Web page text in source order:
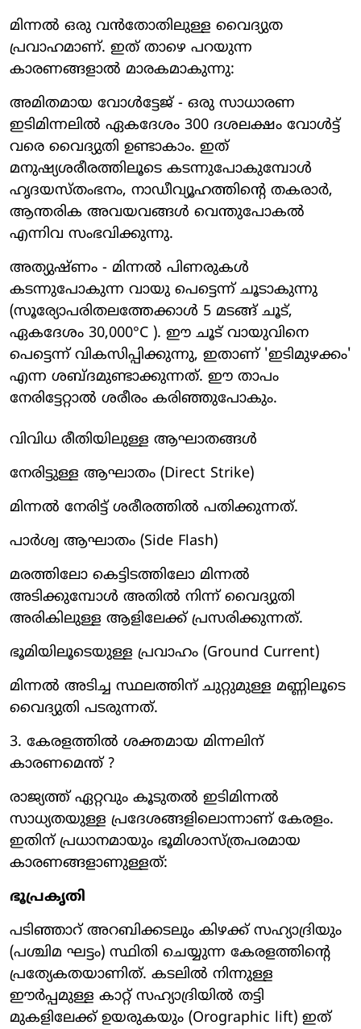
മിന്നല്‍ ഒരു വന്‍തോതിലുള്ള വൈദ്യുത
പ്രവാഹമാണ്. ഇത് താഴെ പറയുന്ന
കാരണങ്ങളാല്‍ മാരകമാകുന്നു:
അമിതമായ വോള്‍ട്ടേജ് - ഒരു സാധാരണ
ഇടിമിന്നലില്‍ ഏകദേശം 300 ദശലക്ഷം വോള്‍ട്ട്
വരെ വൈദ്യുതി ഉണ്ടാകാം. ഇത്
മനുഷ്യശരീരത്തിലൂടെ കടന്നുപോകുമ്പോള്‍
ഹൃദയസ്തംഭനം, നാഡീവ്യൂഹത്തിന്റെ തകരാര്‍,
ആന്തരിക അവയവങ്ങള്‍ വെന്തുപോകല്‍
എന്നിവ സംഭവിക്കുന്നു.
അത്യുഷ്ണം - മിന്നല്‍ പിണരുകള്‍
കടന്നുപോകുന്ന വായു പെട്ടെന്ന് ചൂടാകുന്നു
(സൂര്യോപരിതലത്തേക്കാള്‍ 5 മടങ്ങ് ചൂട്,
ഏകദേശം 30,000°C ). ഈ ചൂട് വായുവിനെ
പെട്ടെന്ന് വികസിപ്പിക്കുന്നു, ഇതാണ് 'ഇടിമുഴക്കം'
എന്ന ശബ്ദമുണ്ടാക്കുന്നത്. ഈ താപം
നേരിട്ടേറ്റാല്‍ ശരീരം കരിഞ്ഞുപോകും.
വിവിധ രീതിയിലുള്ള ആഘാതങ്ങള്‍
നേരിട്ടുള്ള ആഘാതം (Direct Strike)
മിന്നല്‍ നേരിട്ട് ശരീരത്തില്‍ പതിക്കുന്നത്.
പാര്‍ശ്വ ആഘാതം (Side Flash)
മരത്തിലോ കെട്ടിടത്തിലോ മിന്നല്‍
അടിക്കുമ്പോള്‍ അതില്‍ നിന്ന് വൈദ്യുതി
അരികിലുള്ള ആളിലേക്ക് പ്രസരിക്കുന്നത്.
ഭൂമിയിലൂടെയുള്ള പ്രവാഹം (Ground Current)
മിന്നല്‍ അടിച്ച സ്ഥലത്തിന് ചുറ്റുമുള്ള മണ്ണിലൂടെ
വൈദ്യുതി പടരുന്നത്.
3. കേരളത്തില്‍ ശക്തമായ മിന്നലിന്
കാരണമെന്ത് ?
രാജ്യത്ത് ഏറ്റവും കൂടുതല്‍ ഇടിമിന്നല്‍
സാധ്യതയുള്ള പ്രദേശങ്ങളിലൊന്നാണ് കേരളം.
ഇതിന് പ്രധാനമായും ഭൂമിശാസ്ത്രപരമായ
കാരണങ്ങളാണുള്ളത്:
ഭൂപ്രകൃതി
പടിഞ്ഞാറ് അറബിക്കടലും കിഴക്ക് സഹ്യാദ്രിയും
(പശ്ചിമ ഘട്ടം) സ്ഥിതി ചെയ്യുന്ന കേരളത്തിന്റെ
പ്രത്യേകതയാണിത്. കടലില്‍ നിന്നുള്ള
ഈര്‍പ്പമുള്ള കാറ്റ് സഹ്യാദ്രിയില്‍ തട്ടി
മുകളിലേക്ക് ഉയരുകയും (Orographic lift) ഇത്